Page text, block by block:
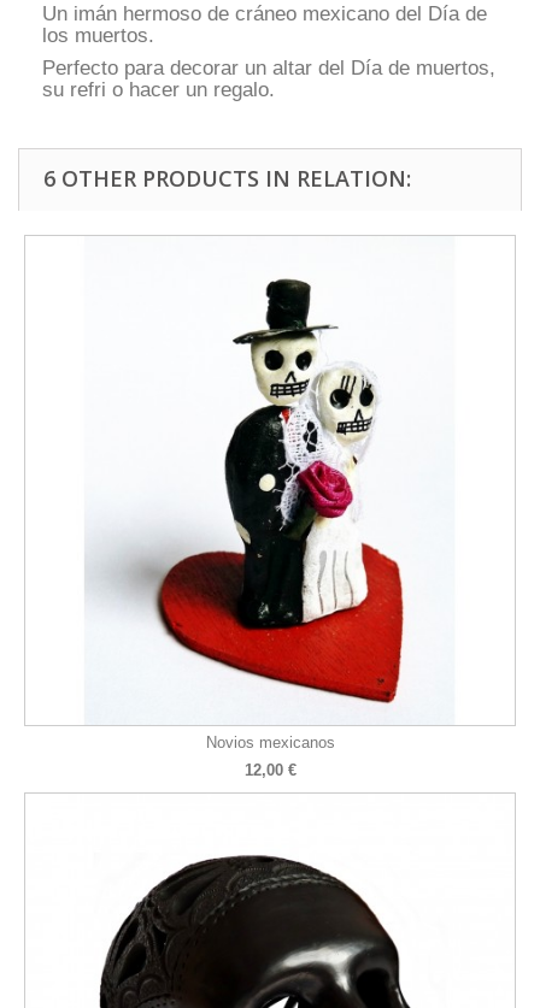
Un imán hermoso de cráneo mexicano del Día de
los muertos.
Perfecto para decorar un altar del Día de muertos,
su refri o hacer un regalo.
6 OTHER PRODUCTS IN RELATION:
Novios mexicanos
12,00 €